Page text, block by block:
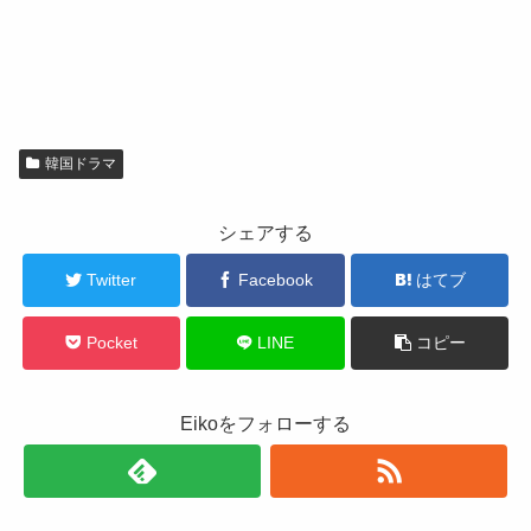
韓国ドラマ
シェアする
Twitter Facebook はてブ
Pocket LINE コピー
Eikoをフォローする